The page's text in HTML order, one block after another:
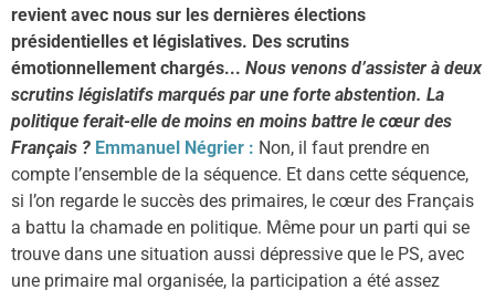
revient avec nous sur les dernières élections
présidentielles et législatives. Des scrutins
émotionnellement chargés... Nous venons d’assister à deux
scrutins législatifs marqués par une forte abstention. La
politique ferait-elle de moins en moins battre le cœur des
Français ? Emmanuel Négrier : Non, il faut prendre en
compte l’ensemble de la séquence. Et dans cette séquence,
si l’on regarde le succès des primaires, le cœur des Français
a battu la chamade en politique. Même pour un parti qui se
trouve dans une situation aussi dépressive que le PS, avec
une primaire mal organisée, la participation a été assez